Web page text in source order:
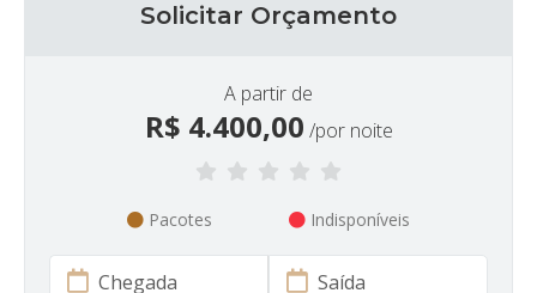
Solicitar Orçamento
A partir de
R$ 4.400,00 /por noite
Pacotes Indisponíveis